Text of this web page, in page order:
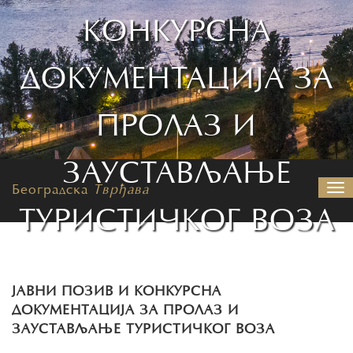
КОНКУРСНА
ДОКУМЕНТАЦИЈА ЗА
ПРОЛАЗ И
ЗАУСТАВЉАЊЕ
ТУРИСТИЧКОГ ВОЗА
Београдска Тврђава
ЈАВНИ ПОЗИВ И КОНКУРСНА
ДОКУМЕНТАЦИЈА ЗА ПРОЛАЗ И
ЗАУСТАВЉАЊЕ ТУРИСТИЧКОГ ВОЗА